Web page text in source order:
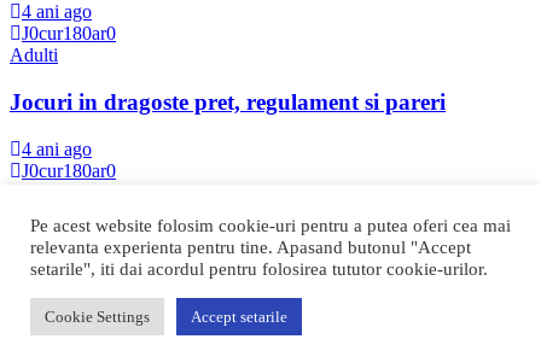
4 ani ago
J0cur180ar0
Adulti
Jocuri in dragoste pret, regulament si pareri
4 ani ago
J0cur180ar0
Batalia Cuplurilor pret, regulament si pareri
J0cur180ar0
Copyright © Toate drepturile rezervate | Theme by
Pe acest website folosim cookie-uri pentru a putea oferi cea mai
relevanta experienta pentru tine. Apasand butonul "Accept
setarile", iti dai acordul pentru folosirea tututor cookie-urilor.
Cookie Settings Accept setarile